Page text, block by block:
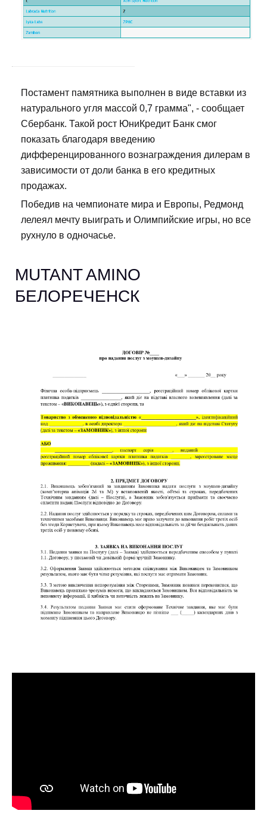
Постамент памятника выполнен в виде вставки из
натурального угля массой 0,7 грамма", - сообщает
Сбербанк. Такой рост ЮниКредит Банк смог
показать благодаря введению
дифференцированного вознаграждения дилерам в
зависимости от доли банка в его кредитных
продажах.
Победив на чемпионате мира и Европы, Редмонд
лелеял мечту выиграть и Олимпийские игры, но все
рухнуло в одночасье.
MUTANT AMINO
БЕЛОРЕЧЕНСК